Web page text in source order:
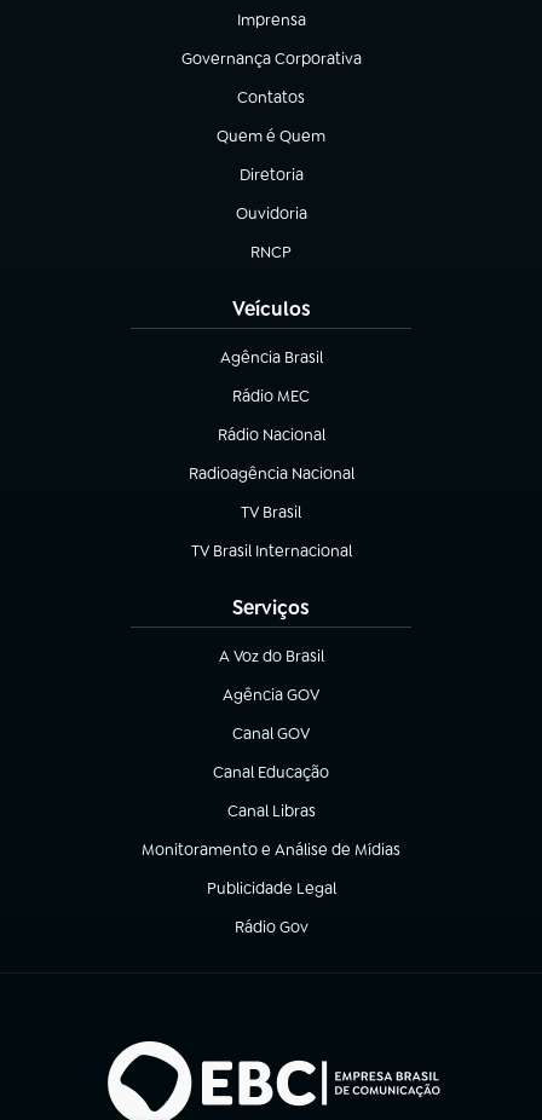
Imprensa
(abre em nova aba)
Governança Corporativa
(abre em nova aba)
Contatos
(abre em nova aba)
Quem é Quem
(abre em nova aba)
Diretoria
(abre em nova aba)
Ouvidoria
(abre em nova aba)
RNCP
(abre em nova aba)
Veículos
Agência Brasil
(abre em nova aba)
Rádio MEC
Rádio Nacional
(abre em nova aba)
Radioagência Nacional
(abre em nova aba)
TV Brasil
(abre em nova aba)
TV Brasil Internacional
(abre em nova aba)
Serviços
A Voz do Brasil
(abre em nova aba)
Agência GOV
(abre em nova aba)
Canal GOV
(abre em nova aba)
Canal Educação
(abre em nova aba)
Canal Libras
(abre em nova aba)
Monitoramento e Análise de Mídias
(abre em nova aba)
Publicidade Legal
(abre em nova aba)
Rádio Gov
(abre em nova aba)